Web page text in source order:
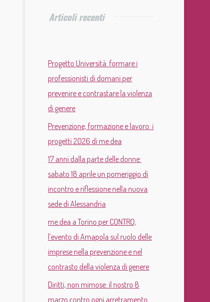
Articoli recenti
Progetto Università: formare i
professionisti di domani per
prevenire e contrastare la violenza
di genere
Prevenzione, formazione e lavoro: i
progetti 2026 di me.dea
17 anni dalla parte delle donne:
sabato 18 aprile un pomeriggio di
incontro e riflessione nella nuova
sede di Alessandria
me.dea a Torino per CONTRO,
l’evento di Amapola sul ruolo delle
imprese nella prevenzione e nel
contrasto della violenza di genere
Diritti, non mimose: il nostro 8
marzo contro ogni arretramento